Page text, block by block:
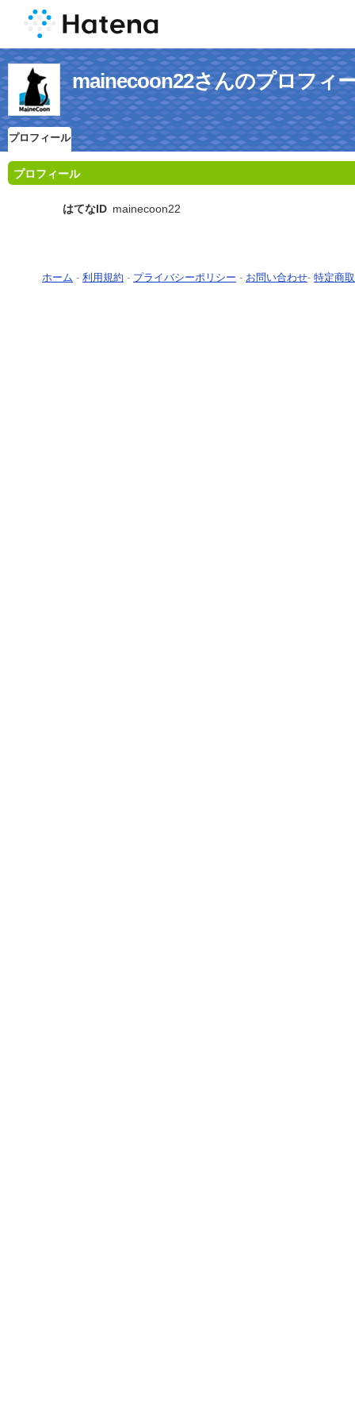
mainecoon22さんのプロフィ
プロフィール
プロフィール
はてなID mainecoon22
ホーム - 利用規約 - プライバシーポリシー - お問い合わせ- 特定商